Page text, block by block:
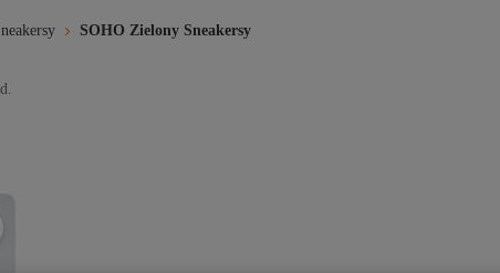
SOHO Zielony Sneakersy